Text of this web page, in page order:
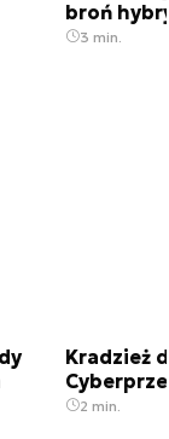
broń
3 min.
Kradzież
2 min.